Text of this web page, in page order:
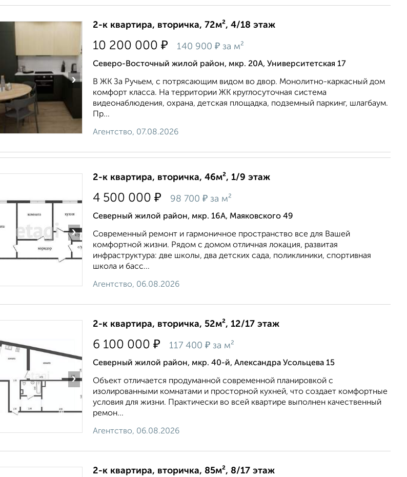
›
2-к квартира, вторичка, 72м², 4/18 этаж
10 200 000 ₽ 140 900 ₽ за м²
Северо-Восточный жилой район, мкр. 20А, Университетская 17
В ЖК За Ручьем, с потрясающим видом во двор. Монолитно-каркасный дом
комфорт класса. На территории ЖК круглосуточная система
видеонаблюдения, охрана, детская площадка, подземный паркинг, шлагбаум.
Пр...
Агентство, 07.08.2026
›
2-к квартира, вторичка, 46м², 1/9 этаж
4 500 000 ₽ 98 700 ₽ за м²
Северный жилой район, мкр. 16А, Маяковского 49
Современный ремонт и гармоничное пространство все для Вашей
комфортной жизни. Рядом с домом отличная локация, развитая
инфраструктура: две школы, два детских сада, поликлиники, спортивная
школа и басс...
Агентство, 06.08.2026
›
2-к квартира, вторичка, 52м², 12/17 этаж
6 100 000 ₽ 117 400 ₽ за м²
Северный жилой район, мкр. 40-й, Александра Усольцева 15
Объект отличается продуманной современной планировкой с
изолированными комнатами и просторной кухней, что создает комфортные
условия для жизни. Практически во всей квартире выполнен качественный
ремон...
Агентство, 06.08.2026
2-к квартира, вторичка, 85м², 8/17 этаж